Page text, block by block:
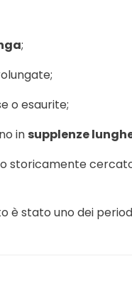
;
o esaurite;
in supplenze
storicamente
è stato uno dei